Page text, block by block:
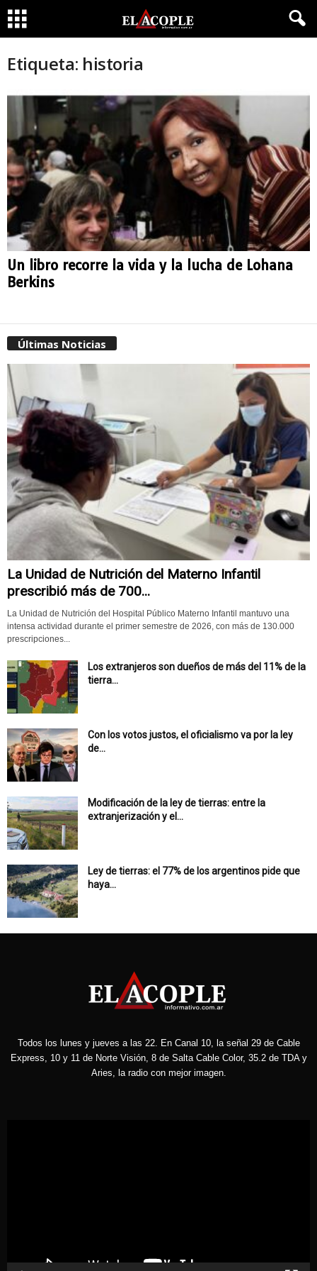
Etiqueta: historia
Un libro recorre la vida y la lucha de Lohana
Berkins
Últimas Noticias
La Unidad de Nutrición del Materno Infantil
prescribió más de 700...
La Unidad de Nutrición del Hospital Público Materno Infantil mantuvo una
intensa actividad durante el primer semestre de 2026, con más de 130.000
prescripciones...
Los extranjeros son dueños de más del 11% de la
tierra...
Con los votos justos, el oficialismo va por la ley
de...
Modificación de la ley de tierras: entre la
extranjerización y el...
Ley de tierras: el 77% de los argentinos pide que
haya...
Todos los lunes y jueves a las 22. En Canal 10, la señal 29 de Cable
Express, 10 y 11 de Norte Visión, 8 de Salta Cable Color, 35.2 de TDA y
Aries, la radio con mejor imagen.